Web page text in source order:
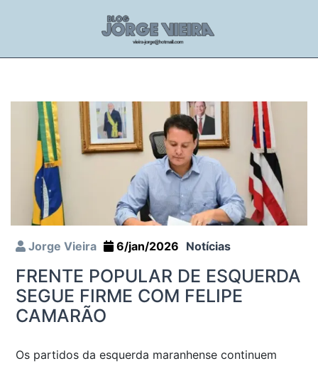
Jorge Vieira 6/jan/2026 Notícias
FRENTE POPULAR DE ESQUERDA
SEGUE FIRME COM FELIPE
CAMARÃO
Os partidos da esquerda maranhense continuem